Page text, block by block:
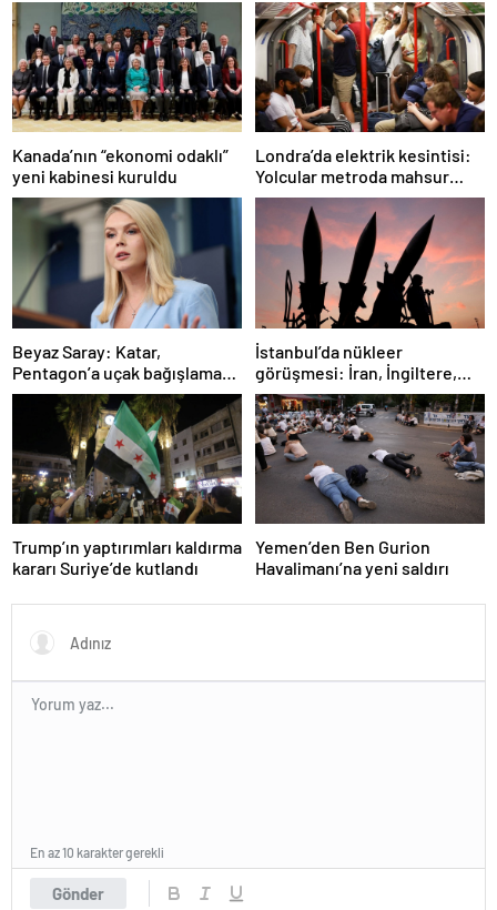
Kanada’nın “ekonomi odaklı”
yeni kabinesi kuruldu
Londra’da elektrik kesintisi:
Yolcular metroda mahsur
kaldı
Beyaz Saray: Katar,
Pentagon’a uçak bağışlamayı
teklif etti
İstanbul’da nükleer
görüşmesi: İran, İngiltere,
Fransa ve Almanya buluşacak
Trump’ın yaptırımları kaldırma
kararı Suriye’de kutlandı
Yemen’den Ben Gurion
Havalimanı’na yeni saldırı
Gönder
En az 10 karakter gerekli